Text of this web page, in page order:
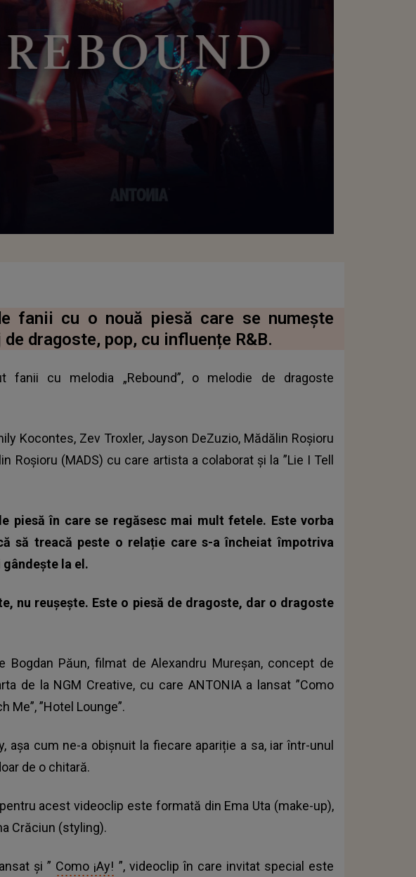
fanii cu o nouă piesă care se numește
de dragoste, pop, cu influențe R&B.
fanii cu melodia „Rebound”, o melodie de dragoste
Kocontes, Zev Troxler, Jayson DeZuzio, Mădălin Roșioru
Roșioru (MADS) cu care artista a colaborat și la ”Lie I Tell
piesă în care se regăsesc mai mult fetele. Este vorba
să treacă peste o relație care s-a încheiat împotriva
la el.
nu reușește. Este o piesă de dragoste, dar o dragoste
Păun, filmat de Alexandru Mureșan, concept de
de la NGM Creative, cu care ANTONIA a lansat ”Como
Me”, ”Hotel Lounge”.
așa cum ne-a obișnuit la fiecare apariție a sa, iar într-unul
de o chitară.
acest videoclip este formată din Ema Uta (make-up),
Crăciun (styling).
și ” Como ¡Ay! ”, videoclip în care invitat special este